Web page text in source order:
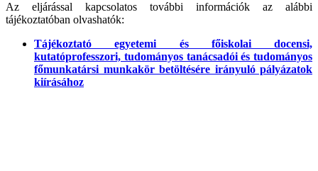
Az eljárással kapcsolatos további információk az alábbi
tájékoztatóban olvashatók:
Tájékoztató egyetemi és főiskolai docensi,
kutatóprofesszori, tudományos tanácsadói és tudományos
főmunkatársi munkakör betöltésére irányuló pályázatok
kiírásához